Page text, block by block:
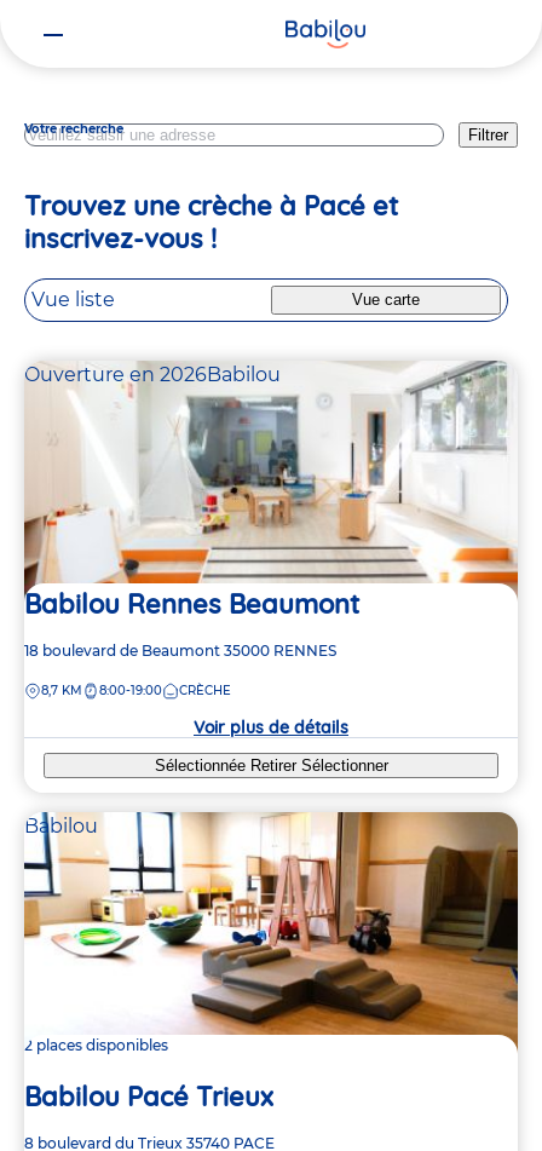
Votre recherche Filtrer
Trouvez une crèche à Pacé et
inscrivez-vous !​
Vue liste Vue carte
Ouverture en 2026Babilou
Babilou Rennes Beaumont
Adresse
la
18 boulevard de Beaumont 35000 RENNES
DISTANCE
8,7 KM 8:00-19:00 CRÈCHE
Voir plus de détails
Sélectionnée Retirer Sélectionner
Babilou
2 places disponibles
Babilou Pacé Trieux
Adresse
8 boulevard du Trieux 35740 PACE